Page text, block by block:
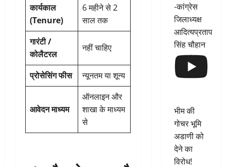
कार्यकाल
(Tenure)
6 महीने से 2
साल तक
गारंटी /
कोलैटरल
नहीं चाहिए
प्रोसेसिंग फीस न्यूनतम या शून्य
आवेदन माध्यम
ऑनलाइन और
शाखा के माध्यम
से
-कांग्रेस
जिलाध्यक्ष
आदित्यप्रताप
सिंह चौहान
भीम की
गोचर भूमि
अडाणी को
देने का
विरोध!